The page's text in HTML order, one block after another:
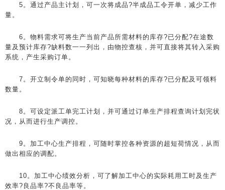
5。通过产品主计划，可一次将成品?半成品工令开单，减少工作
量。
6。物料需求可将生产当前产品所需材料的库存?已分配?在途数
量及预计库存?缺料数一一列出，由物控查核，并可直接将其转入采购
系统，产生采购订单。
7。开立制令单的同时，可知晓每种材料的库存?已分配及可领料
数量。
8。可设定派工单完工计划，并可通过订单生产排程查询计划完状
况，从而进行生产调控。
9。加工中心生产排程，可随时掌控各种资源的超短荷情况，从而
做出相应的调配。
10。加工中心绩效分析，可了解加工中心的实际耗用工时及生产
效率?良品率?不良品率等。